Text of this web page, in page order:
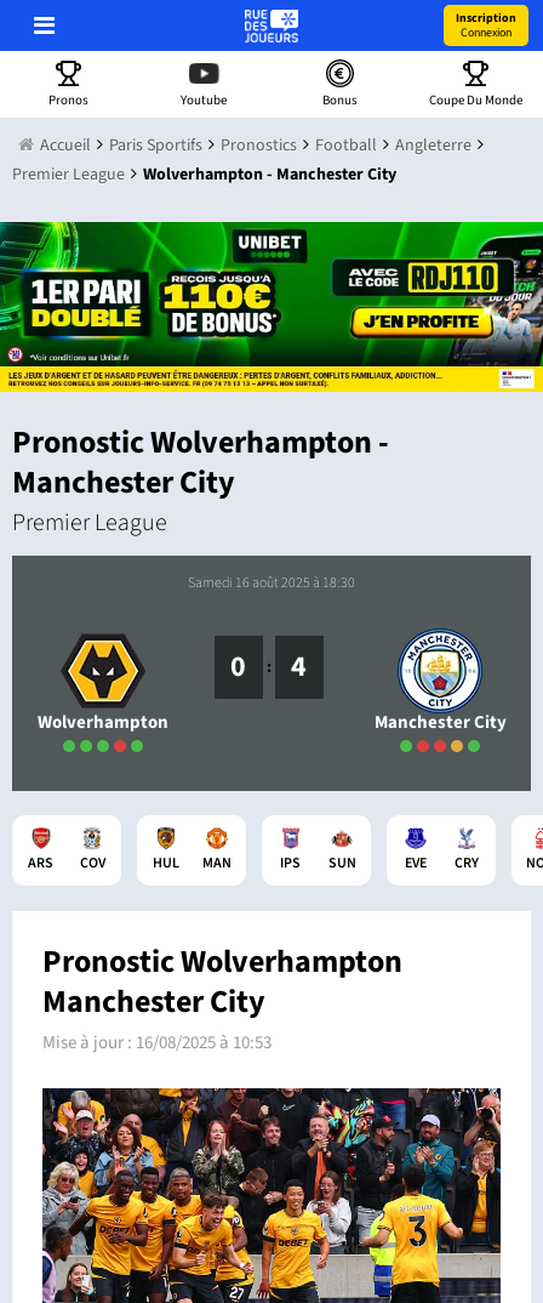
Inscription
Connexion
Pronos Youtube Bonus Coupe Du Monde
Accueil Paris Sportifs Pronostics Football
Angleterre
Premier League
Wolverhampton - Manchester City
Pronostic Wolverhampton -
Manchester City
Premier League
Wolverhampton
0 : 4
samedi 16 août 2025 à 18:30
Manchester City
ARS COV HUL MAN IPS SUN EVE CRY
Pronostic Wolverhampton
Manchester City
Mise à jour : 16/08/2025 à 10:53